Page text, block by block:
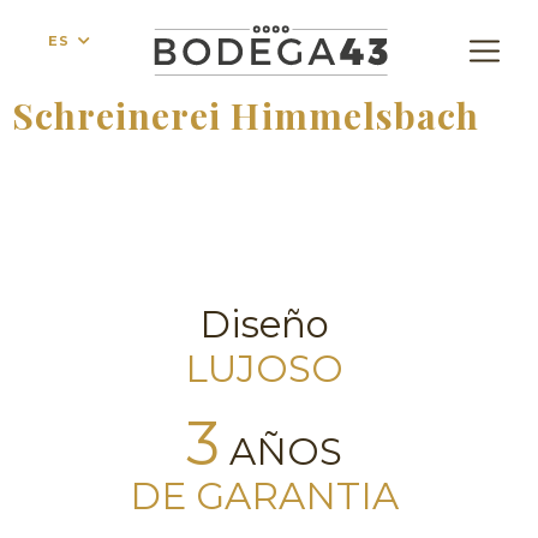
ES
Schreinerei Himmelsbach
Diseño
LUJOSO
3 AÑOS
DE GARANTIA